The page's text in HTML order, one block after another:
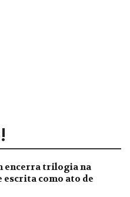
encerra trilogia na
escrita como ato de